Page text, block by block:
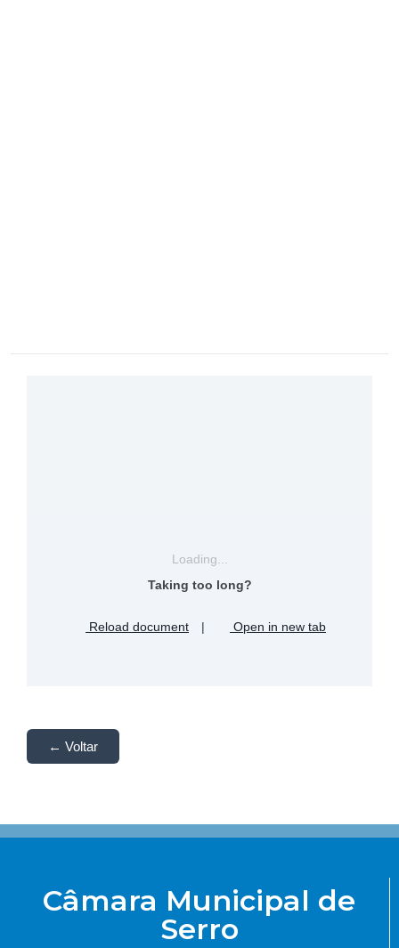
Loading...
Taking too long?
Reload document | Open in new tab
← Voltar
Câmara Municipal de
Serro